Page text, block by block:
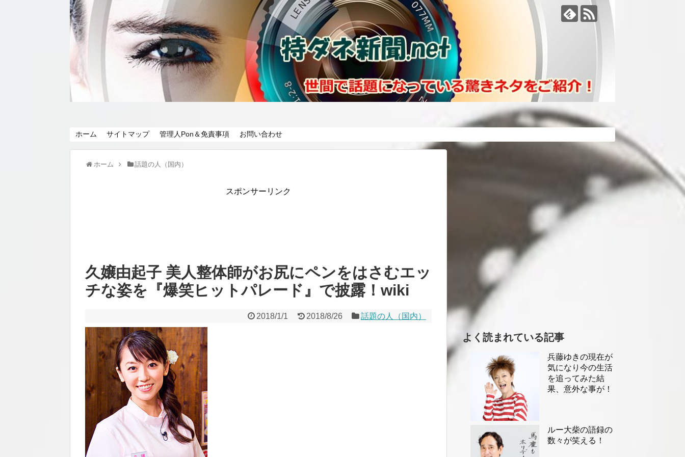
ホーム サイトマップ 管理人Pon＆免責事項 お問い合わせ
ホーム 話題の人（国内）
スポンサーリンク
久嬢由起子 美人整体師がお尻にペンをはさむエッ
チな姿を『爆笑ヒットパレード』で披露！wiki
2018/1/1 2018/8/26 話題の人（国内）
よく読まれている記事
兵藤ゆきの現在が
気になり今の生活
を追ってみた結
果、意外な事が！
ルー大柴の語録の
数々が笑える！